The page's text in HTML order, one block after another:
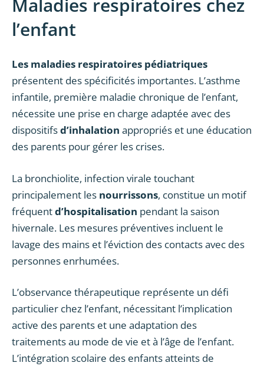
l’enfant
Les maladies respiratoires pédiatriques
présentent des spécificités importantes. L’asthme
infantile, première maladie chronique de l’enfant,
nécessite une prise en charge adaptée avec des
dispositifsd’inhalation appropriés et une éducation
des parents pour gérer les crises.
La bronchiolite, infection virale touchant
principalement les nourrissons, constitue un motif
fréquentd’hospitalisation pendant la saison
hivernale. Les mesures préventives incluent le
lavage des mains et l’éviction des contacts avec des
personnes enrhumées.
L’observance thérapeutique représente un défi
particulier chez l’enfant, nécessitant l’implication
active des parents et une adaptation des
traitements au mode de vie et à l’âge de l’enfant.
L’intégration scolaire des enfants atteints de